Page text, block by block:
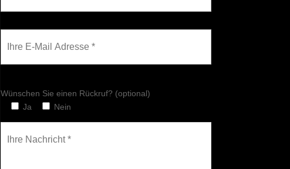
Wünschen Sie einen Rückruf? (optional)
Ja
Nein